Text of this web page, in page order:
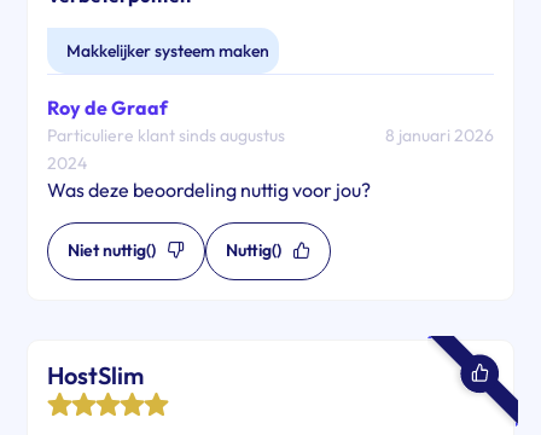
Makkelijker systeem maken
Roy de Graaf
Particuliere klant sinds augustus
2024
8 januari 2026
Was deze beoordeling nuttig voor jou?
Niet nuttig() Nuttig()
HostSlim